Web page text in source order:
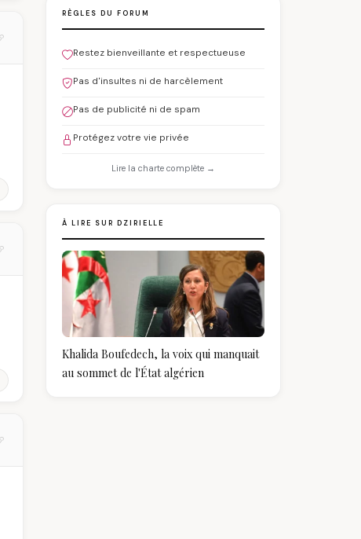
RÈGLES DU FORUM
Restez bienveillante et respectueuse
Pas d'insultes ni de harcèlement
Pas de publicité ni de spam
Protégez votre vie privée
Lire la charte complète →
À LIRE SUR DZIRIELLE
Khalida Boufedech, la voix qui manquait
au sommet de l'État algérien